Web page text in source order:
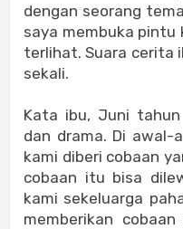
dengan seorang
saya membuka pintu
terlihat. Suara cerita
sekali.
Kata ibu, Juni
dan drama. Di awal-
kami diberi cobaan
cobaan itu bisa
kami sekeluarga
memberikan